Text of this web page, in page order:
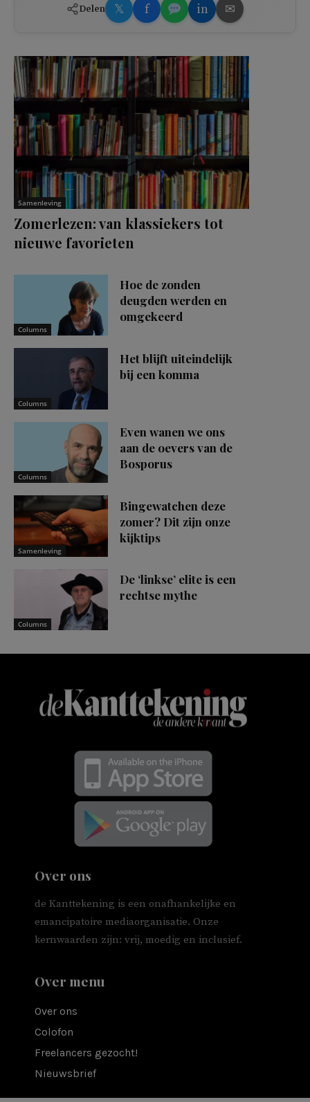
Delen 𝕏 f in ✉
Samenleving
Zomerlezen: van klassiekers tot
nieuwe favorieten
Columns
Hoe de zonden
deugden werden en
omgekeerd
Columns
Het blijft uiteindelijk
bij een komma
Columns
Even wanen we ons
aan de oevers van de
Bosporus
Samenleving
Bingewatchen deze
zomer? Dit zijn onze
kijktips
Columns
De ‘linkse’ elite is een
rechtse mythe
Over ons
de Kanttekening is een onafhankelijke en
emancipatoire mediaorganisatie. Onze
kernwaarden zijn: vrij, moedig en inclusief.
Over menu
Over ons
Colofon
Freelancers gezocht!
Nieuwsbrief